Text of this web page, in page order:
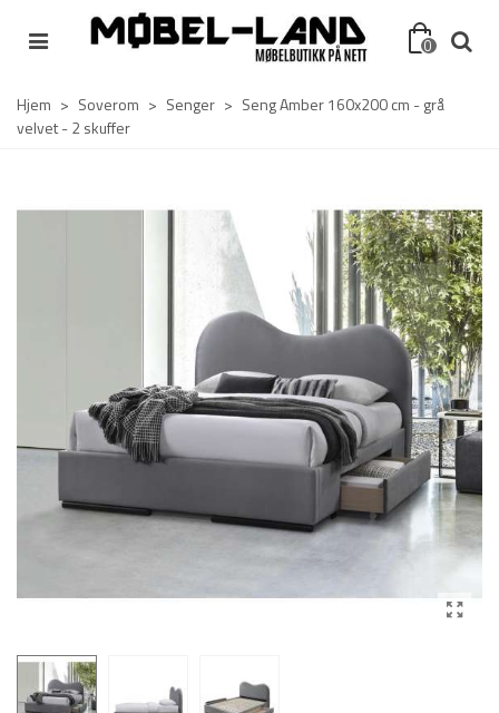
0
Hjem > Soverom > Senger > Seng Amber 160x200 cm - grå
velvet - 2 skuffer